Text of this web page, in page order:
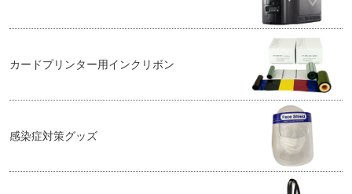
カードプリンター用インクリボン
感染症対策グッズ